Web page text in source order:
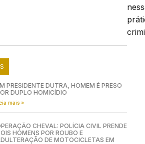
PRESIDENTE DUTRA, HOMEM É PRESO
DUPLO HOMICÍDIO
mais »
CHEVAL: POLÍCIA CIVIL PRENDE
HOMENS POR ROUBO E
DE MOTOCICLETAS EM